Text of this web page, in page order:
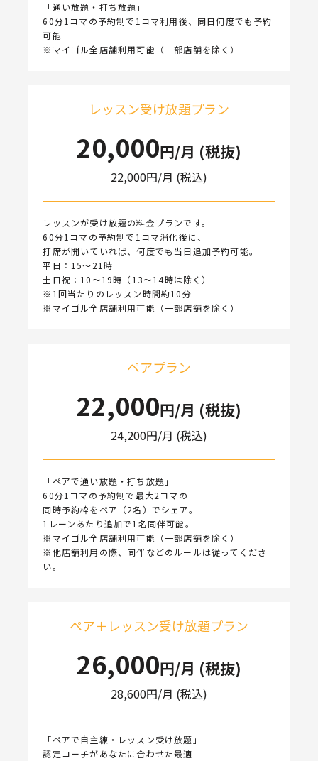
「通い放題・打ち放題」
60分1コマの予約制で1コマ利用後、同日何度でも予約
可能
※マイゴル全店舗利用可能（一部店舗を除く）
レッスン受け放題プラン
20,000円/月 (税抜)
22,000円/月 (税込)
レッスンが受け放題の料金プランです。
60分1コマの予約制で1コマ消化後に、
打席が開いていれば、何度でも当日追加予約可能。
平日：15〜21時
土日祝：10〜19時（13〜14時は除く）
※1回当たりのレッスン時間約10分
※マイゴル全店舗利用可能（一部店舗を除く）
ペアプラン
22,000円/月 (税抜)
24,200円/月 (税込)
「ペアで通い放題・打ち放題」
60分1コマの予約制で最大2コマの
同時予約枠をペア（2名）でシェア。
1レーンあたり追加で1名同伴可能。
※マイゴル全店舗利用可能（一部店舗を除く）
※他店舗利用の際、同伴などのルールは従ってくださ
い。
ペア＋レッスン受け放題プラン
26,000円/月 (税抜)
28,600円/月 (税込)
「ペアで自主練・レッスン受け放題」
認定コーチがあなたに合わせた最適